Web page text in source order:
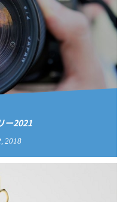
ー2021
2018